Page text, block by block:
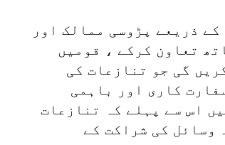
ذریعے پڑوسی ممالک اور
تعاون کرکے ، قومیں
گی جو تنازعات کی
کاری اور باہمی
اس سے پہلے کہ تنازعات
وسائل کی شراکت کے